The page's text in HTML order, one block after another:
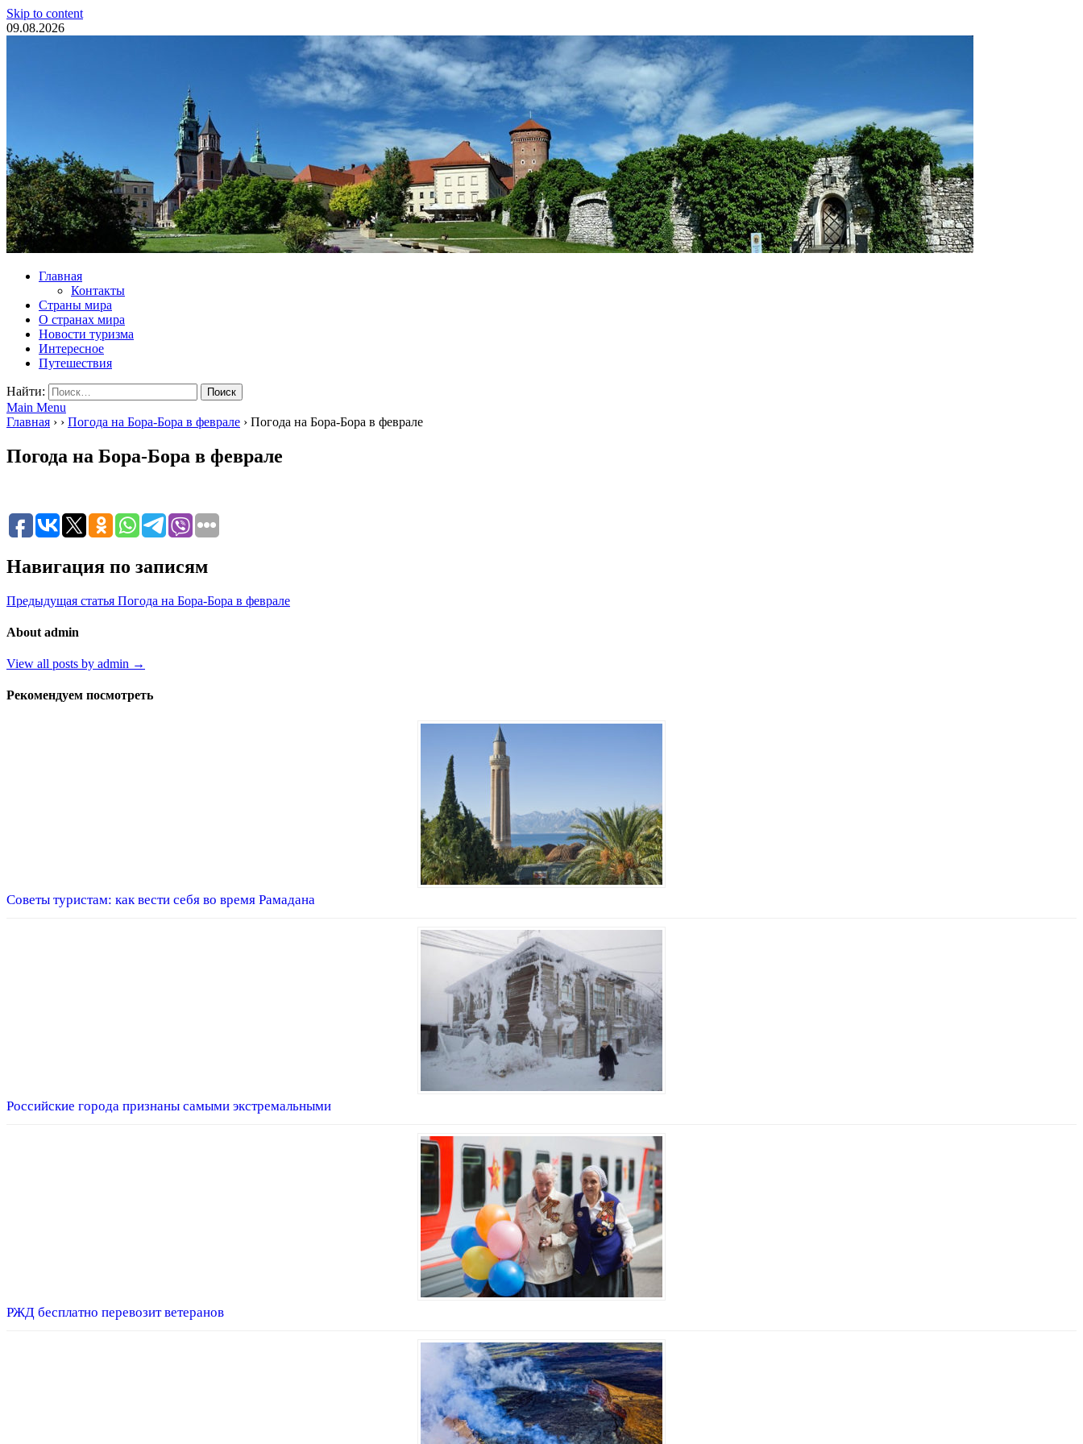
Skip to content
09.08.2026
Туристические новости
Главная
Контакты
Страны мира
О странах мира
Новости туризма
Интересное
Путешествия
Найти:
Main Menu
Главная › › Погода на Бора-Бора в феврале › Погода на Бора-Бора в феврале
Погода на Бора-Бора в феврале
Навигация по записям
Предыдущая статья Погода на Бора-Бора в феврале
About admin
View all posts by admin →
Рекомендуем посмотреть
Советы туристам: как вести себя во время Рамадана
Российские города признаны самыми экстремальными
РЖД бесплатно перевозит ветеранов